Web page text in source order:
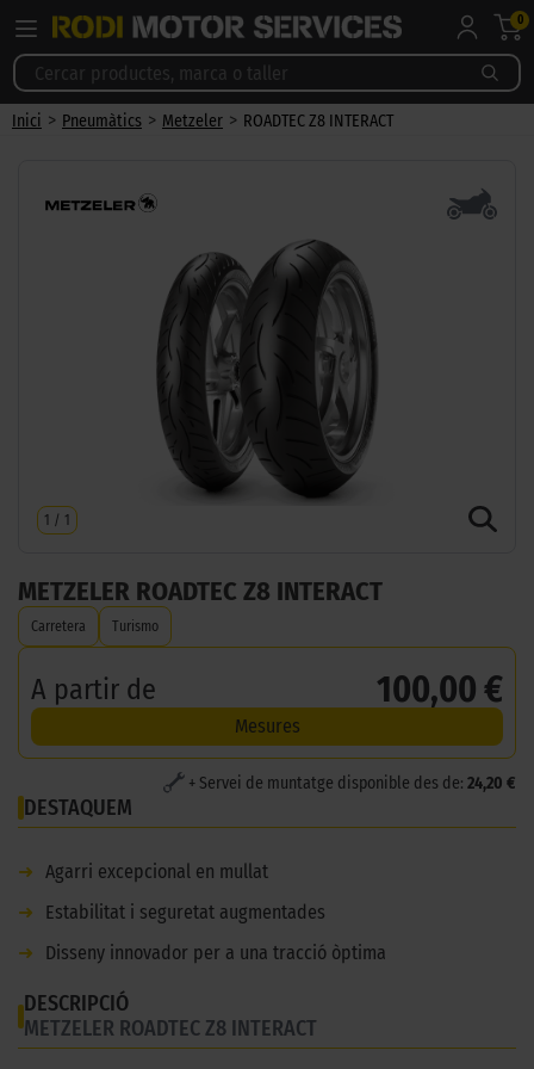
0
Inici > Pneumàtics > Metzeler > ROADTEC Z8 INTERACT
1 / 1
METZELER ROADTEC Z8 INTERACT
Carretera Turismo
A partir de 100,00 €
Mesures
+ Servei de muntatge disponible des de: 24,20 €
DESTAQUEM
➜
Agarri excepcional en mullat
➜
Estabilitat i seguretat augmentades
➜
Disseny innovador per a una tracció òptima
DESCRIPCIÓ
METZELER ROADTEC Z8 INTERACT